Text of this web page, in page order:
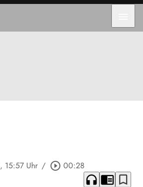
, 15:57 Uhr / play_circle_outline 00:28
headphones chrome_reader_mode bookmark_border